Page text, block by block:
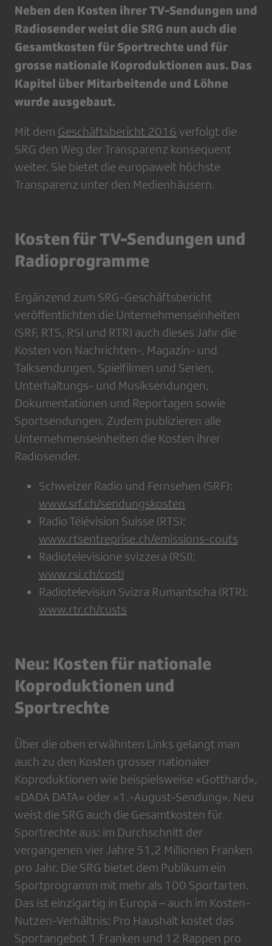
Neben den Kosten ihrer TV-Sendungen und
Radiosender weist die SRG nun auch die
Gesamtkosten für Sportrechte und für
grosse nationale Koproduktionen aus. Das
Kapitel über Mitarbeitende und Löhne
wurde ausgebaut.
​Mit dem Geschäftsbericht 2016 verfolgt die
SRG den Weg der Transparenz konsequent
weiter. Sie bietet die europaweit höchste
Transparenz unter den Medienhäusern.
Kosten für TV-Sendungen und
Radioprogramme
Ergänzend zum SRG-Geschäftsbericht
veröffentlichten die Unternehmenseinheiten
(SRF, RTS, RSI und RTR) auch dieses Jahr die
Kosten von Nachrichten-, Magazin- und
Talksendungen, Spielfilmen und Serien,
Unterhaltungs- und Musiksendungen,
Dokumentationen und Reportagen sowie
Sportsendungen. Zudem publizieren alle
Unternehmenseinheiten die Kosten ihrer
Radiosender.
Schweizer Radio und Fernsehen (SRF):
www.srf.ch/sendungskosten
Radio Télévision Suisse (RTS):
www.rtsentreprise.ch/emissions-couts
Radiotelevisione svizzera (RSI):
www.rsi.ch/costi
Radiotelevisiun Svizra Rumantscha (RTR):
www.rtr.ch/custs
Neu: Kosten für nationale
Koproduktionen und
Sportrechte
Über die oben erwähnten Links gelangt man
auch zu den Kosten grosser nationaler
Koproduktionen wie beispielsweise «Gotthard»,
«DADA DATA» oder «1.-August-Sendung». Neu
weist die SRG auch die Gesamtkosten für
Sportrechte aus: im Durchschnitt der
vergangenen vier Jahre 51,2 Millionen Franken
pro Jahr. Die SRG bietet dem Publikum ein
Sportprogramm mit mehr als 100 Sportarten.
Das ist einzigartig in Europa – auch im Kosten-
Nutzen-Verhältnis: Pro Haushalt kostet das
Sportangebot 1 Franken und 12 Rappen pro